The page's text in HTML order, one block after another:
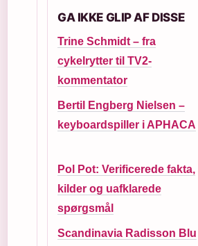
GA IKKE GLIP AF DISSE
Trine Schmidt – fra
cykelrytter til TV2-
kommentator
Bertil Engberg Nielsen –
keyboardspiller i APHACA
Pol Pot: Verificerede fakta,
kilder og uafklarede
spørgsmål
Scandinavia Radisson Blu